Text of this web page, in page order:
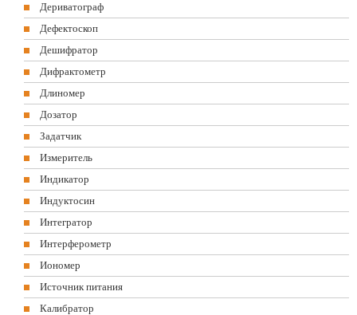
Дериватограф
Дефектоскоп
Дешифратор
Дифрактометр
Длиномер
Дозатор
Задатчик
Измеритель
Индикатор
Индуктосин
Интегратор
Интерферометр
Иономер
Источник питания
Калибратор